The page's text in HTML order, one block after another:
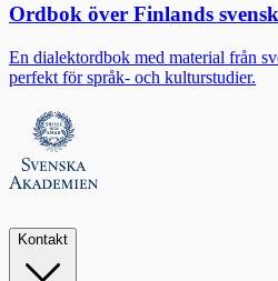
Ordbok över Finlands
En dialektordbok med material från
perfekt för språk- och kulturstudier.
Kontakt